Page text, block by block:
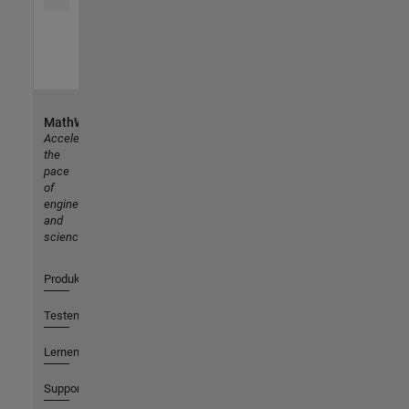
MathWorks
Accelerating
the
pace
of
engineering
and
science
Produkte
Testen oder Kaufen
Lernen
Support